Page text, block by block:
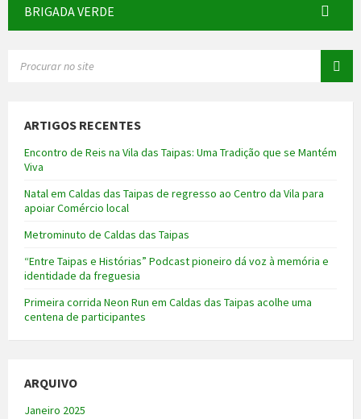
BRIGADA VERDE
ARTIGOS RECENTES
Encontro de Reis na Vila das Taipas: Uma Tradição que se Mantém
Viva
Natal em Caldas das Taipas de regresso ao Centro da Vila para
apoiar Comércio local
Metrominuto de Caldas das Taipas
“Entre Taipas e Histórias” Podcast pioneiro dá voz à memória e
identidade da freguesia
Primeira corrida Neon Run em Caldas das Taipas acolhe uma
centena de participantes
ARQUIVO
Janeiro 2025